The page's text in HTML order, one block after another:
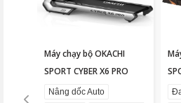
Máy chạy bộ OKACHI
SPORT CYBER X6 PRO
Nâng dốc Auto